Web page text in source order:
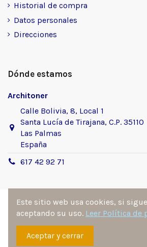
Historial de compra
Datos personales
Direcciones
Dónde estamos
Architoner
Calle Bolivia, 8, Local 1
Santa Lucía de Tirajana, C.P. 35110
Las Palmas
España
617 42 92 71
Sitio desarrollado y diseñado por
Fernández González . Todos los
Este sitio web usa cookies, si
aceptando su uso. Leer Política de
Aceptar y cerrar